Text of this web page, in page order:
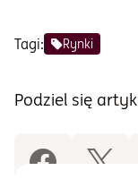
Tagi: Rynki
Podziel się